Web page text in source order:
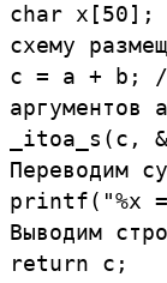
char x [50] ;
схему
c = a + b ;
аргументов
_itoa_s (c , &
Переводим
printf( "%x
Выводим
return
c ;